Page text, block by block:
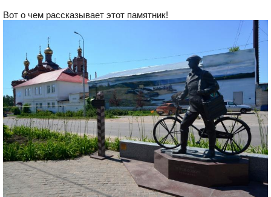
Вот о чем рассказывает этот памятник!